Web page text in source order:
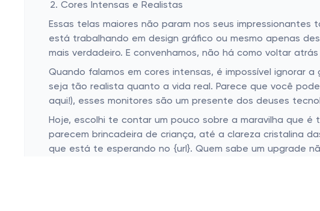
Special Needs Telephones
Ethernet Cables
Bottom-Freezer Refrigerators
Air Conditioner Accessories
Print Accessories
Cores Intensas e Realistas
Essas telas maiores não param nos seus
está trabalhando em design gráfico ou mesmo apenas
mais verdadeiro. E convenhamos, não há como voltar
Quando falamos em cores intensas, é impossível ignorar
seja tão realista quanto a vida real. Parece que você
aqui!), esses monitores são um presente dos deuses
Hoje, escolhi te contar um pouco sobre a maravilha que
parecem brincadeira de criança, até a clareza cristalina
que está te esperando no {url}. Quem sabe um upgrade